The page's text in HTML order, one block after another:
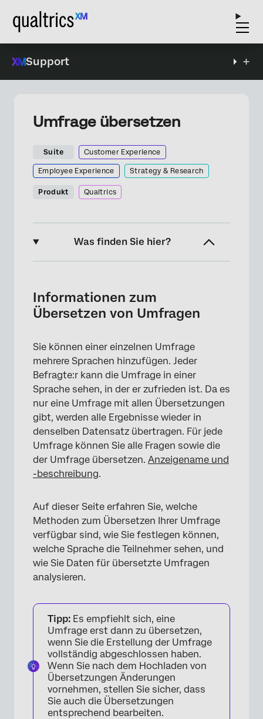
Support
Umfrage übersetzen
Suite Customer Experience
Employee Experience Strategy & Research
Produkt Qualtrics
Was finden Sie hier?
Übersicht Übersetzungen
Umfrage manuell übersetzen
Automatische Umfrage
Übersetzung importieren
Benutzerdefinierte Sprachen
Angabe der Teilnehmersprache
Verfügbare Sprachcodes
Benutzerdefinierter Inhalt für jede Sprache
Datenanalyse für übersetzte Umfragen
Eine Übersetzung löschen
Übersetzen verschiedener Arten von
Umfragen
FAQs
Informationen zum
Übersetzen von Umfragen
Sie können einer einzelnen Umfrage
mehrere Sprachen hinzufügen. Jeder
Befragte:r kann die Umfrage in einer
Sprache sehen, in der er zufrieden ist. Da es
nur eine Umfrage mit allen Übersetzungen
gibt, werden alle Ergebnisse wieder in
denselben Datensatz übertragen. Für jede
Umfrage können Sie alle Fragen sowie die
der Umfrage übersetzen. Anzeigename und
-beschreibung.
Auf dieser Seite erfahren Sie, welche
Methoden zum Übersetzen Ihrer Umfrage
verfügbar sind, wie Sie festlegen können,
welche Sprache die Teilnehmer sehen, und
wie Sie Daten für übersetzte Umfragen
analysieren.
Tipp: Es empfiehlt sich, eine
Umfrage erst dann zu übersetzen,
wenn Sie die Erstellung der Umfrage
vollständig abgeschlossen haben.
Wenn Sie nach dem Hochladen von
Übersetzungen Änderungen
vornehmen, stellen Sie sicher, dass
Sie auch die Übersetzungen
entsprechend bearbeiten.